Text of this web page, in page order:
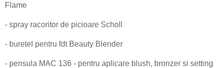
Flame
- spray racoritor de picioare Scholl
- buretel pentru fdt Beauty Blender
- pensula MAC 136 - pentru aplicare blush, bronzer si setting